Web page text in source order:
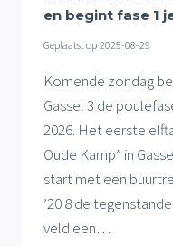
en begint fase 1
Geplaatst op 2025-08-29
Komende zondag
Gassel 3 de
2026. Het eerste
Oude Kamp” in
start met een
’20 8 de
veld een…